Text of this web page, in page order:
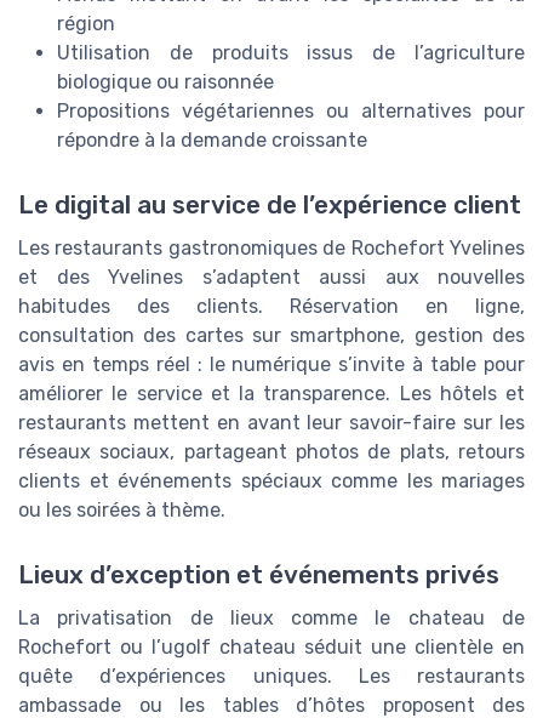
région
Utilisation de produits issus de l’agriculture
biologique ou raisonnée
Propositions végétariennes ou alternatives pour
répondre à la demande croissante
Le digital au service de l’expérience client
Les restaurants gastronomiques de Rochefort Yvelines
et des Yvelines s’adaptent aussi aux nouvelles
habitudes des clients. Réservation en ligne,
consultation des cartes sur smartphone, gestion des
avis en temps réel : le numérique s’invite à table pour
améliorer le service et la transparence. Les hôtels et
restaurants mettent en avant leur savoir-faire sur les
réseaux sociaux, partageant photos de plats, retours
clients et événements spéciaux comme les mariages
ou les soirées à thème.
Lieux d’exception et événements privés
La privatisation de lieux comme le chateau de
Rochefort ou l’ugolf chateau séduit une clientèle en
quête d’expériences uniques. Les restaurants
ambassade ou les tables d’hôtes proposent des